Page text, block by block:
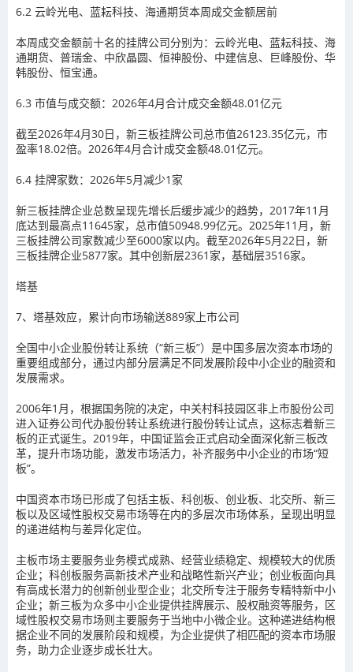
6.2 云岭光电、蓝耘科技、海通期货本周成交金额居前
本周成交金额前十名的挂牌公司分别为：云岭光电、蓝耘科技、海
通期货、普瑞金、中欣晶圆、恒神股份、中建信息、巨峰股份、华
韩股份、恒宝通。
6.3 市值与成交额：2026年4月合计成交金额48.01亿元
截至2026年4月30日，新三板挂牌公司总市值26123.35亿元，市
盈率18.02倍。 2026年4月合计成交金额48.01亿元。
6.4 挂牌家数：2026年5月减少1家
新三板挂牌企业总数呈现先增长后缓步减少的趋势， 2017年11 月
底达到最高点11645家，总市值50948.99亿元。 2025年11 月，新
三板挂牌公司家数减少至6000家以内。 截至2026年5月22日，新
三板挂牌企业5877家。其中创新层2361 家，基础层3516家。
塔基
7、 塔基效应， 累计向市场输送889家上市公司
全国中小企业股份转让系统（“新三板”）是中国多层次资本市场的
重要组成部分，通过内部分层满足不同发展阶段中小企业的融资和
发展需求。
2006年1 月，根据国务院的决定，中关村科技园区非上市股份公司
进入证券公司代办股份转让系统进行股份转让试点，这标志着新三
板的正式诞生。 2019年，中国证监会正式启动全面深化新三板改
革，提升市场功能，激发市场活力，补齐服务中小企业的市场“短
板”。
中国资本市场已形成了包括主板、科创板、创业板、北交所、新三
板以及区域性股权交易市场等在内的多层次市场体系，呈现出明显
的递进结构与差异化定位。
主板市场主要服务业务模式成熟、经营业绩稳定、规模较大的优质
企业；科创板服务高新技术产业和战略性新兴产业；创业板面向具
有高成长潜力的创新创业型企业；北交所专注于服务专精特新中小
企业；新三板为众多中小企业提供挂牌展示、股权融资等服务，区
域性股权交易市场则主要服务于当地中小微企业。这种递进结构根
据企业不同的发展阶段和规模，为企业提供了相匹配的资本市场服
务，助力企业逐步成长壮大。